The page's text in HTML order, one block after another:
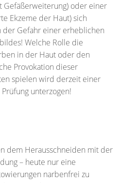
Gefäßerweiterung) oder einer
Ekzeme der Haut) sich
der Gefahr einer erheblichen
Welche Rolle die
in der Haut oder den
Provokation dieser
spielen wird derzeit einer
unterzogen!
dem Herausschneiden mit der
– heute nur eine
narbenfrei zu